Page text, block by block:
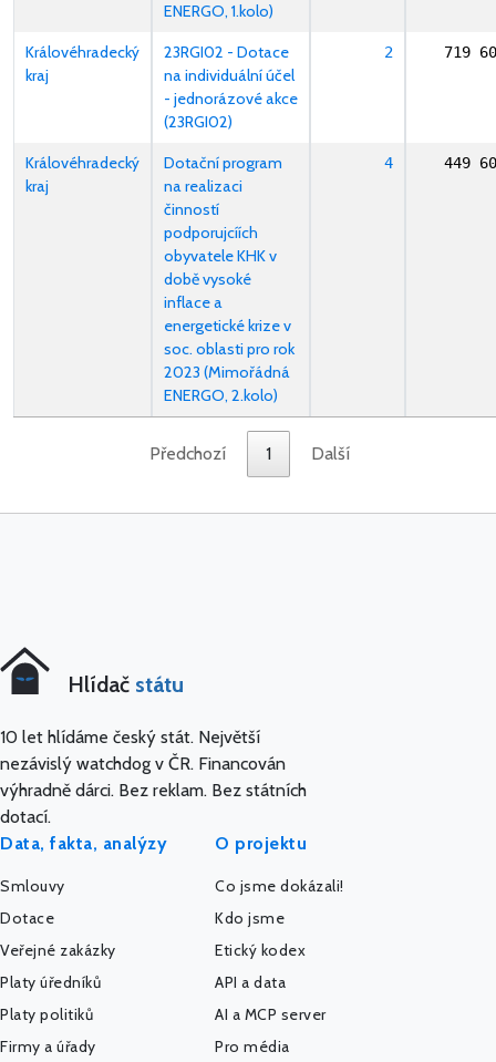
ENERGO, 1.kolo)
Královéhradecký
kraj
23RGI02 - Dotace
na individuální účel
- jednorázové akce
(23RGI02)
2 719
Královéhradecký
kraj
Dotační program
na realizaci
činností
podporujcíích
obyvatele KHK v
době vysoké
inflace a
energetické krize v
soc. oblasti pro rok
2023 (Mimořádná
ENERGO, 2.kolo)
4 449
Předchozí 1 Další
Hlídač státu
10 let hlídáme český stát. Největší
nezávislý watchdog v ČR. Financován
výhradně dárci. Bez reklam. Bez státních
dotací.
Data, fakta, analýzy
Smlouvy
Dotace
Veřejné zakázky
Platy úředníků
Platy politiků
Firmy a úřady
O projektu
Co jsme dokázali!
Kdo jsme
Etický kodex
API a data
AI a MCP server
Pro média